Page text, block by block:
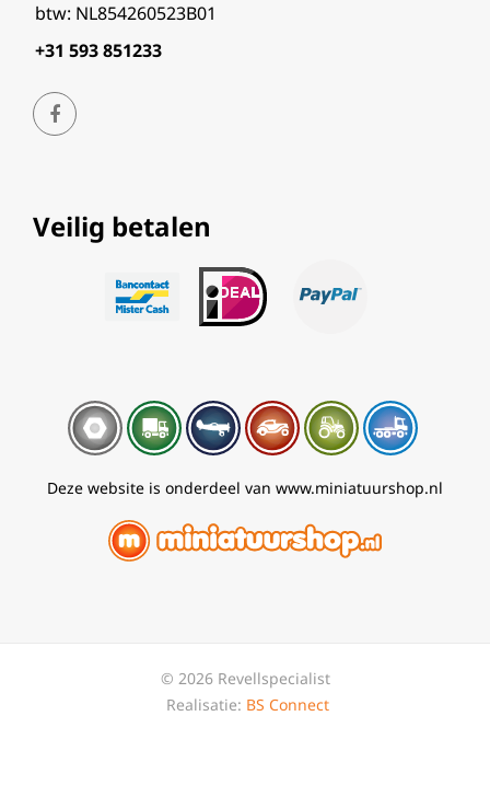
btw: NL854260523B01
+31 593 851233
Veilig betalen
Deze website is onderdeel van www.miniatuurshop.nl
© 2026 Revellspecialist
Realisatie: BS Connect